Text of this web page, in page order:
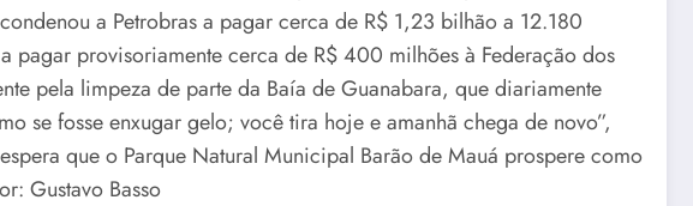
a Petrobras a pagar cerca de R$ 1,23 bilhão a 12.180
pagar provisoriamente cerca de R$ 400 milhões à Federação dos
pela limpeza de parte da Baía de Guanabara, que diariamente
se fosse enxugar gelo; você tira hoje e amanhã chega de novo”,
que o Parque Natural Municipal Barão de Mauá prospere como
Gustavo Basso